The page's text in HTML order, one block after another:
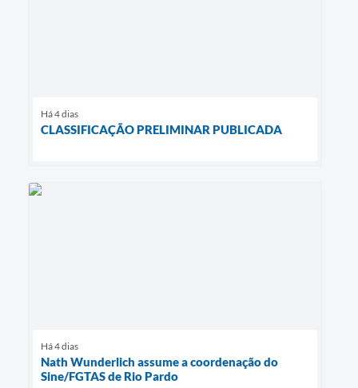
Há 4 dias
CLASSIFICAÇÃO PRELIMINAR PUBLICADA
Há 4 dias
Nath Wunderlich assume a coordenação do
Sine/FGTAS de Rio Pardo